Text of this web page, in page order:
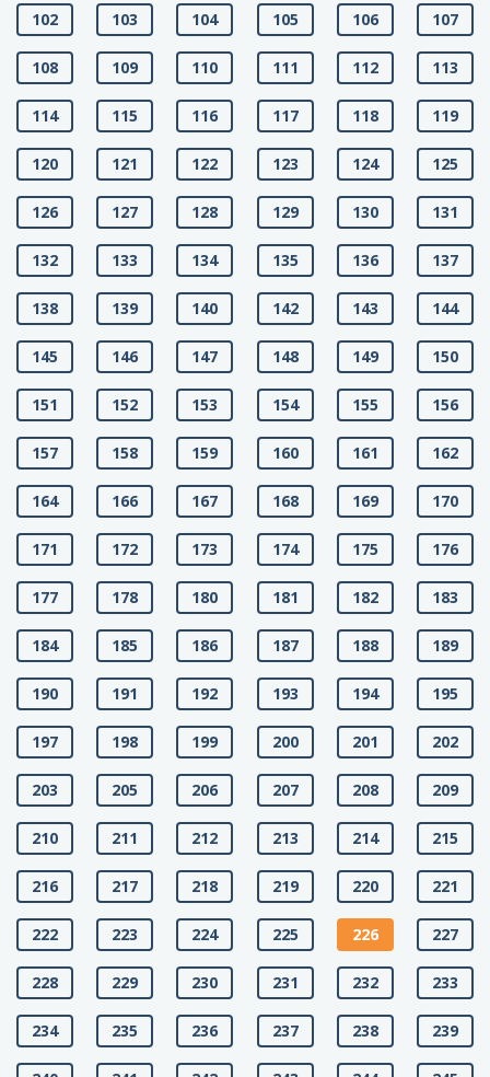
102 103 104 105 106 107
108 109 110 111 112 113
114 115 116 117 118 119
120 121 122 123 124 125
126 127 128 129 130 131
132 133 134 135 136 137
138 139 140 142 143 144
145 146 147 148 149 150
151 152 153 154 155 156
157 158 159 160 161 162
164 166 167 168 169 170
171 172 173 174 175 176
177 178 180 181 182 183
184 185 186 187 188 189
190 191 192 193 194 195
197 198 199 200 201 202
203 205 206 207 208 209
210 211 212 213 214 215
216 217 218 219 220 221
222 223 224 225 226 227
228 229 230 231 232 233
234 235 236 237 238 239